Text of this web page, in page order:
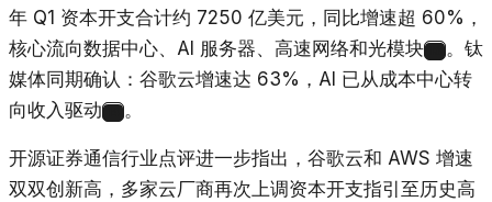
年 Q1 资本开支合计约 7250 亿美元，同比增速超 60%，
核心流向数据中心、AI 服务器、高速网络和光模块
。钛
媒体同期确认：谷歌云增速达 63%，AI 已从成本中心转
向收入驱动
。
开源证券通信行业点评进一步指出，谷歌云和 AWS 增速
双双创新高，多家云厂商再次上调资本开支指引至历史高